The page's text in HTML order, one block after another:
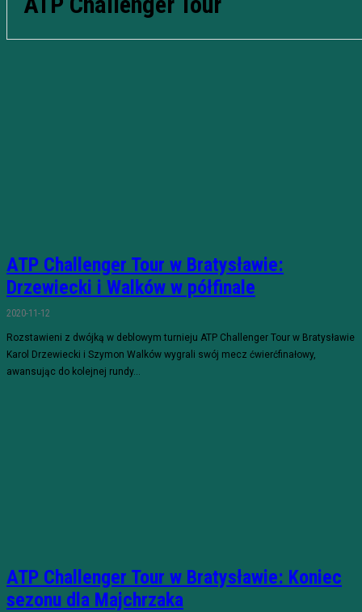
ATP Challenger Tour w Bratysławie:
Drzewiecki i Walków w półfinale
2020-11-12
Rozstawieni z dwójką w deblowym turnieju ATP Challenger Tour w Bratysławie
Karol Drzewiecki i Szymon Walków wygrali swój mecz ćwierćfinałowy,
awansując do kolejnej rundy...
ATP Challenger Tour w Bratysławie: Koniec
sezonu dla Majchrzaka